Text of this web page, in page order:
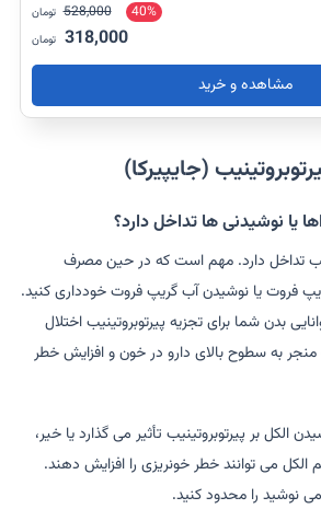
40%
528,000 تومان
318,000 تومان
مشاهده و خرید
(جایپیرکا)
یا نوشیدنی ها تداخل دارد؟
تداخل دارد. مهم است که در حین مصرف
فروت یا نوشیدن آب گریپ فروت خودداری کنید.
بدن شما برای تجزیه پیرتوبروتینیب اختلال
به سطوح بالای دارو در خون و افزایش خطر
بر پیرتوبروتینیب تأثیر می گذارد یا خیر،
الکل می توانند خطر خونریزی را افزایش دهند.
نوشید را محدود کنید.